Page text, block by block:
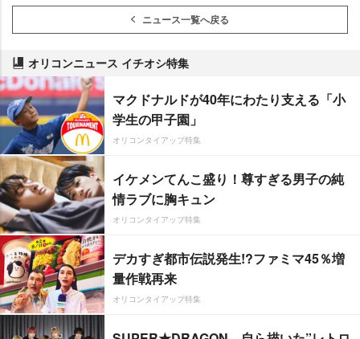
ニュース一覧へ戻る
オリコンニュース イチオシ特集
マクドナルドが40年にわたり支える「小
学生の甲子園」
オリコンタイアップ特集
イケメンてんこ盛り！尊すぎる男子の純
情ラブに胸キュン
オリコンタイアップ特集
デカすぎ都市伝説発生!?ファミマ45％増
量作戦再来
オリコンタイアップ特集